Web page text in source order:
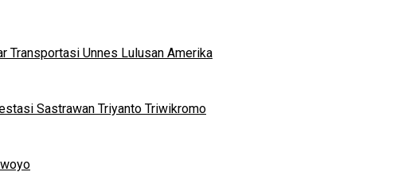
Transportasi Unnes Lulusan Amerika
Sastrawan Triyanto Triwikromo